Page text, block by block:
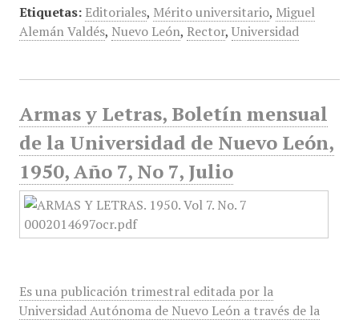
Etiquetas: Editoriales, Mérito universitario, Miguel
Alemán Valdés, Nuevo León, Rector, Universidad
Armas y Letras, Boletín mensual
de la Universidad de Nuevo León,
1950, Año 7, No 7, Julio
Es una publicación trimestral editada por la
Universidad Autónoma de Nuevo León a través de la